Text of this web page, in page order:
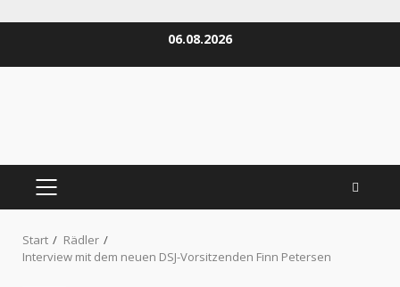
06.08.2026
PRIMÄRES
Start
Rädler
Interview mit dem neuen DSJ-Vorsitzenden Finn Petersen